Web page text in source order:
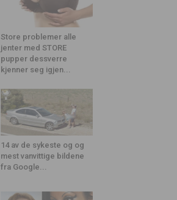
Store problemer alle
jenter med STORE
pupper dessverre
kjenner seg igjen...
14 av de sykeste og og
mest vanvittige bildene
fra Google...